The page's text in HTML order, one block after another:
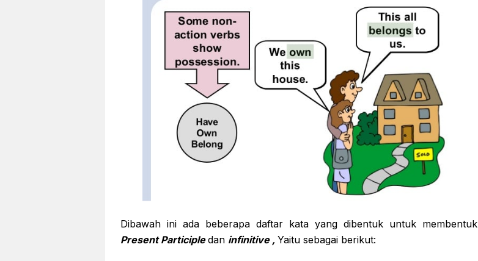
Dibawah ini ada beberapa daftar kata yang dibentuk untuk membentuk
Present Participledan infinitive , Yaitu sebagai berikut: